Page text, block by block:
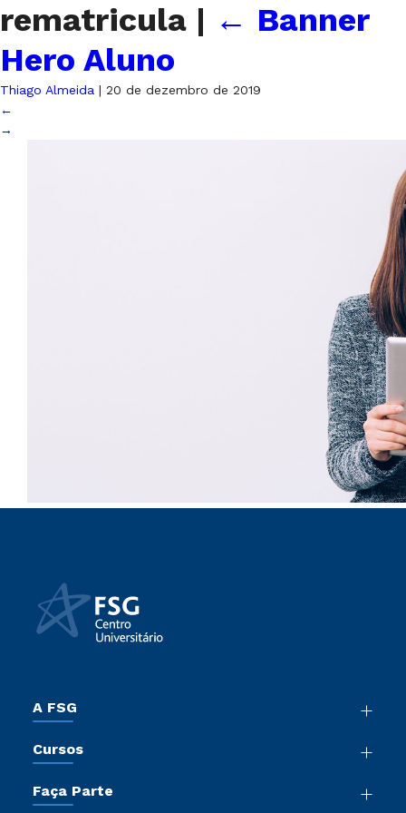
rematricula | ← Banner
Hero Aluno
Thiago Almeida | 20 de dezembro de 2019
←
→
A FSG
Sala de Imprensa
Sou Colaborador
Cursos
Pós-Graduação
Faça Parte